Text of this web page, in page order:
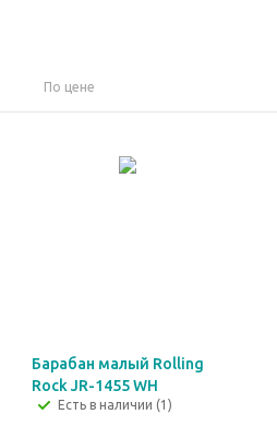
По цене
Барабан малый Rolling
Rock JR-1455 WH
Есть в наличии (1)